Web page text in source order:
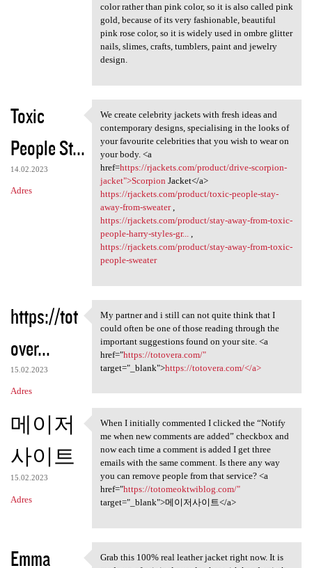
color rather than pink color, so it is also called pink
gold, because of its very fashionable, beautiful
pink rose color, so it is widely used in ombre glitter
nails, slimes, crafts, tumblers, paint and jewelry
design.
Toxic
People St...
14.02.2023
Adres
We create celebrity jackets
We create celebrity jackets with fresh ideas and
contemporary designs, specialising in the looks of
your favourite celebrities that you wish to wear on
your body. <a
href=https://rjackets.com/product/drive-scorpion-
jacket">Scorpion Jacket</a>
https://rjackets.com/product/toxic-people-stay-
away-from-sweater,
https://rjackets.com/product/stay-away-from-toxic-
people-harry-styles-gr...
https://rjackets.com/product/stay-away-from-toxic-
people-sweater
https://tot
over...
15.02.2023
Adres
My partner and i still can
My partner and i still can not quite think that I
could often be one of those reading through the
important suggestions found on your site. <a
href="https://totovera.com/"
target="_blank">https://totovera.com/</a>
메이저
사이트
15.02.2023
Adres
When I initially commented I
When I initially commented I clicked the “Notify
me when new comments are added” checkbox and
now each time a comment is added I get three
emails with the same comment. Is there any way
you can remove people from that service? <a
href="https://totomeoktwiblog.com/"
target="_blank">메이저사이트</a>
Emma
Grab this 100% real leather jacket right now. It is